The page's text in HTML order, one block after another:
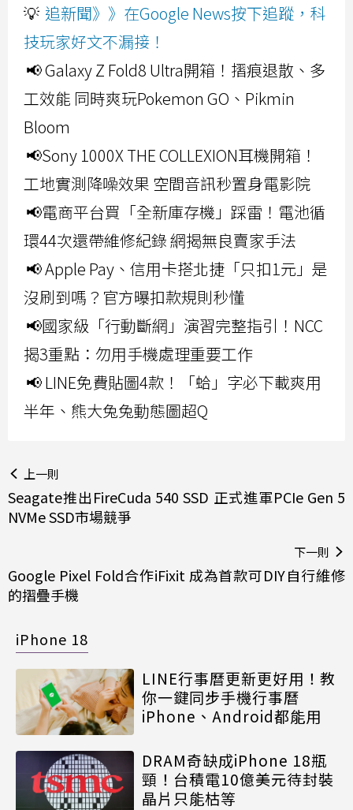
💡 追新聞》》在Google News按下追蹤，科
技玩家好文不漏接！
📢 Galaxy Z Fold8 Ultra開箱！摺痕退散、多
工效能 同時爽玩Pokemon GO、Pikmin
Bloom
📢Sony 1000X THE COLLEXION耳機開箱！
工地實測降噪效果 空間音訊秒置身電影院
📢電商平台買「全新庫存機」踩雷！電池循
環44次還帶維修紀錄 網揭無良賣家手法
📢 Apple Pay、信用卡搭北捷「只扣1元」是
沒刷到嗎？官方曝扣款規則秒懂
📢國家級「行動斷網」演習完整指引！NCC
揭3重點：勿用手機處理重要工作
📢 LINE免費貼圖4款！「蛤」字必下載爽用
半年、熊大兔兔動態圖超Q
上一則
Seagate推出FireCuda 540 SSD 正式進軍PCIe Gen 5
NVMe SSD市場競爭
下一則
Google Pixel Fold合作iFixit 成為首款可DIY自行維修
的摺疊手機
iPhone 18
LINE行事曆更新更好用！教
你一鍵同步手機行事曆
iPhone、Android都能用
DRAM奇缺成iPhone 18瓶
頸！台積電10億美元待封裝
晶片只能枯等